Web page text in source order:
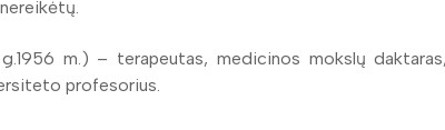
m.) – terapeutas, medicinos mokslų
profesorius.